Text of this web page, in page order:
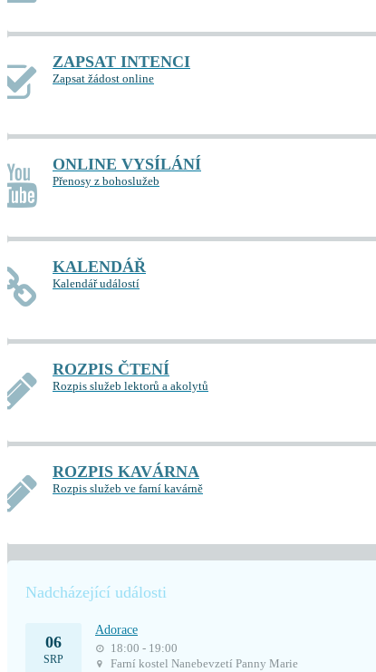
ZAPSAT INTENCI
Zapsat žádost online
ONLINE VYSÍLÁNÍ
Přenosy z bohoslužeb
KALENDÁŘ
Kalendář událostí
ROZPIS ČTENÍ
Rozpis služeb lektorů a akolytů
ROZPIS KAVÁRNA
Rozpis služeb ve farní kavárně
Nadcházející události
06
SRP
Adorace
18:00 - 19:00
Farní kostel Nanebevzetí Panny Marie